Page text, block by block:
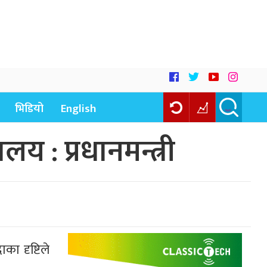
भिडियो English
: प्रधानमन्त्री
दृष्टिले